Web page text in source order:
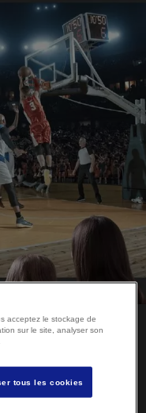
style
acceptez le stockage de
sur le site, analyser son
tous les cookies